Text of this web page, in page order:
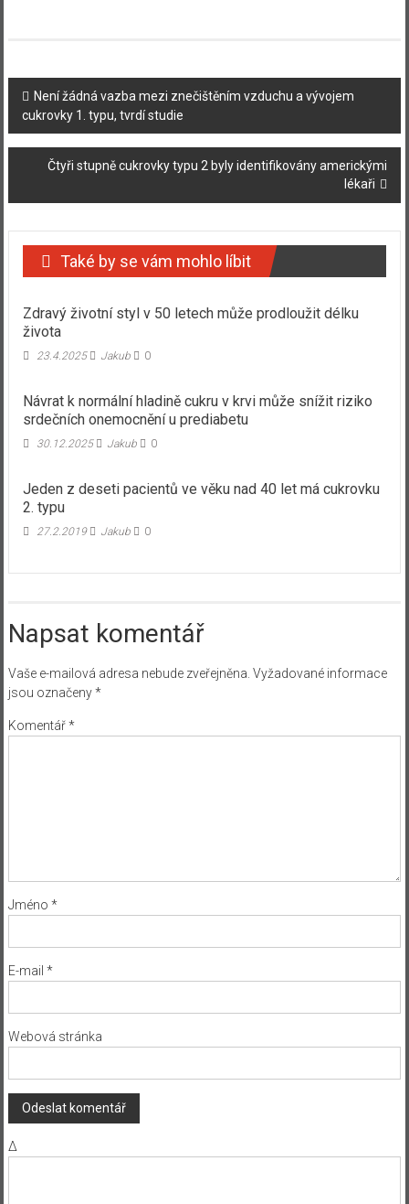
Navigace
příspěvku
Není žádná vazba mezi znečištěním vzduchu a vývojem
cukrovky 1. typu, tvrdí studie
Čtyři stupně cukrovky typu 2 byly identifikovány americkými
lékaři
Také by se vám mohlo líbit
Zdravý životní styl v 50 letech může prodloužit délku
života
23.4.2025 Jakub 0
Návrat k normální hladině cukru v krvi může snížit riziko
srdečních onemocnění u prediabetu
30.12.2025 Jakub 0
Jeden z deseti pacientů ve věku nad 40 let má cukrovku
2. typu
27.2.2019 Jakub 0
Napsat komentář
Vaše e-mailová adresa nebude zveřejněna. Vyžadované informace
jsou označeny*
Komentář*
Jméno *
E-mail *
Webová stránka
Δ